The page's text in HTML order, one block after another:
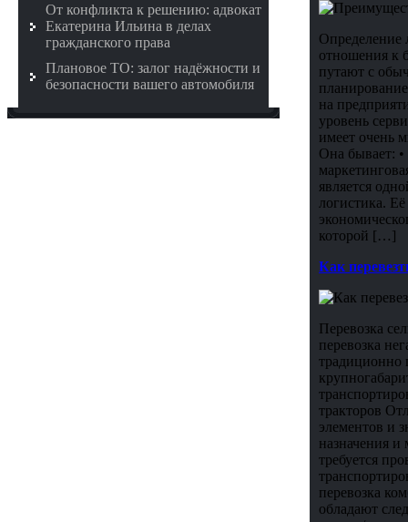
От конфликта к решению: адвокат
Екатерина Ильина в делах
гражданского права
Плановое ТО: залог надёжности и
безопасности вашего автомобиля
Определение
отношения к
путают с
на
уровень
имеет очень
Она бывает:
является
логистика.
которой […]
Как
Перевозка
перевозка
традиционно
тракторов
элементов и
назначения
требуется
перевозка
обладают